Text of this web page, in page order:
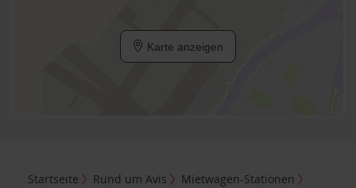
Karte anzeigen
Startseite Rund um Avis
Mietwagen-Stationen